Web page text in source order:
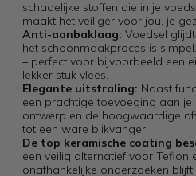
schadelijke stoffen die in je
maakt het veiliger voor jou, je
Anti-aanbaklaag: Voedsel
het schoonmaakproces is
– perfect voor bijvoorbeeld een
lekker stuk vlees.
Elegante uitstraling: Naast
een prachtige toevoeging aan je
ontwerp en de hoogwaardige
tot een ware blikvanger.
De top keramische coating
een veilig alternatief voor Teflon
onafhankelijke onderzoeken